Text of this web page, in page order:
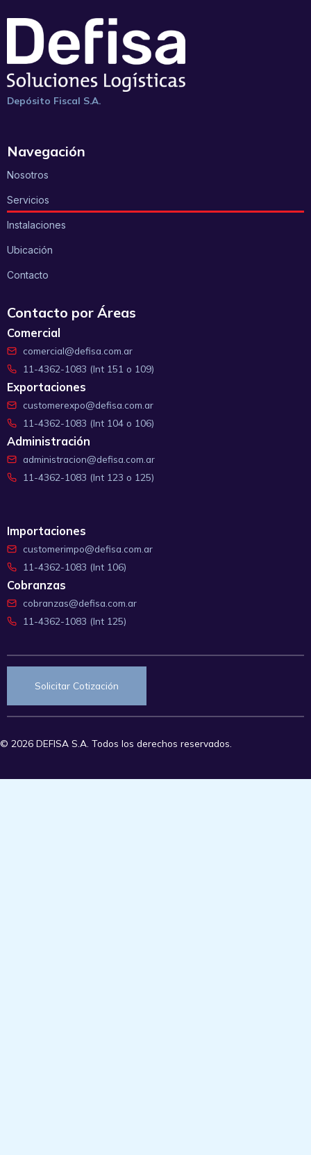
Depósito Fiscal S.A.
Navegación
Nosotros
Servicios
Instalaciones
Ubicación
Contacto
Contacto por Áreas
Comercial
comercial@defisa.com.ar
11-4362-1083 (Int 151 o 109)
Exportaciones
customerexpo@defisa.com.ar
11-4362-1083 (Int 104 o 106)
Administración
administracion@defisa.com.ar
11-4362-1083 (Int 123 o 125)
Importaciones
customerimpo@defisa.com.ar
11-4362-1083 (Int 106)
Cobranzas
cobranzas@defisa.com.ar
11-4362-1083 (Int 125)
Solicitar Cotización
© 2026 DEFISA S.A. Todos los derechos reservados.